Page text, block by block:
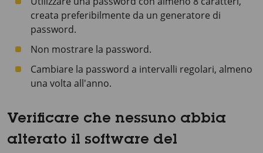
creata preferibilmente da un generatore di
password.
Non mostrare la password.
Cambiare la password a intervalli regolari, almeno
una volta all'anno.
Verificare che nessuno abbia
alterato il software del